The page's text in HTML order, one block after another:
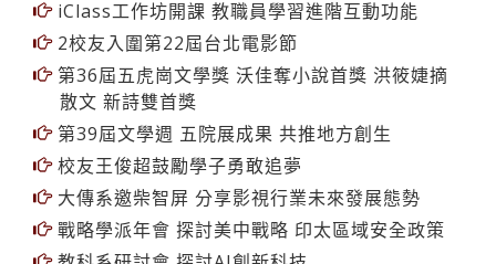
校友仝漢霖助國小防疫 捐贈1萬片空氣濾網及清
淨機
iClass工作坊開課 教職員學習進階互動功能
2校友入圍第22屆台北電影節
第36屆五虎崗文學獎 沃佳奪小說首獎 洪筱婕摘
散文 新詩雙首獎
第39屆文學週 五院展成果 共推地方創生
校友王俊超鼓勵學子勇敢追夢
大傳系邀柴智屏 分享影視行業未來發展態勢